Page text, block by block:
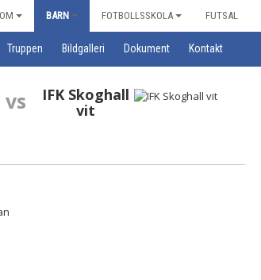
BARN FOTBOLLSSKOLA FUTSAL
Truppen Bildgalleri Dokument Kontakt
vs
IFK Skoghall
vit